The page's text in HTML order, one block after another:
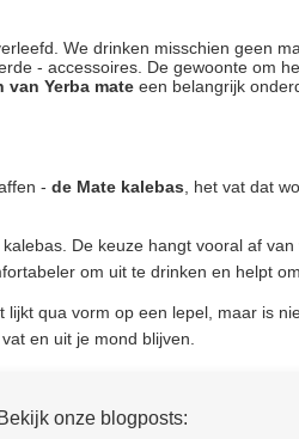
We drinken misschien geen
- accessoires. De gewoonte om
van Yerba mate een belangrijk
- de Mate kalebas , het vat dat
De keuze hangt vooral af van
om uit te drinken en helpt
qua vorm op een lepel, maar is
en uit je mond blijven.
onze blogposts: